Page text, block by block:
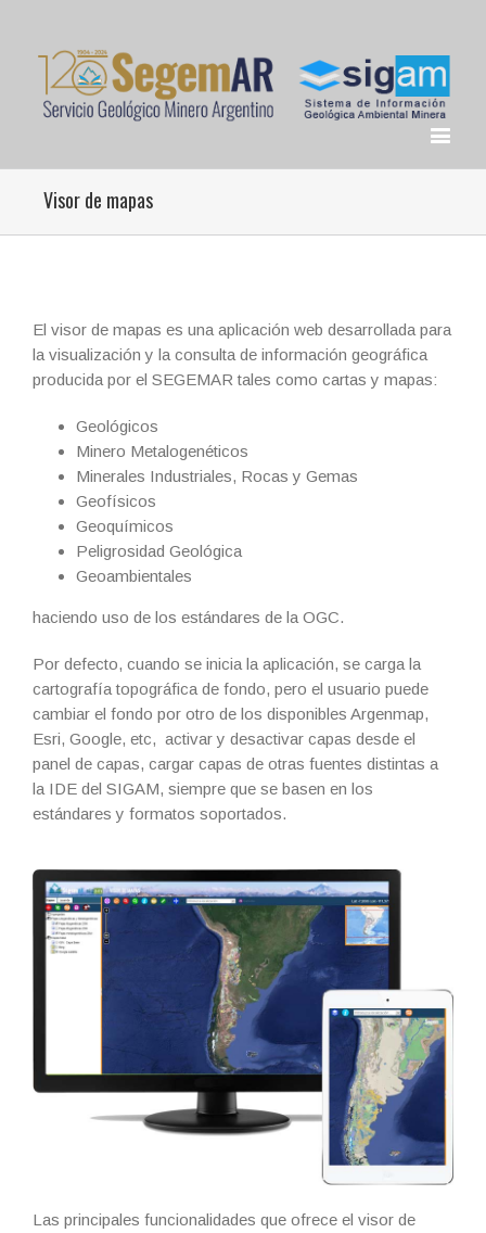
Visor de mapas
El visor de mapas es una aplicación web desarrollada para
la visualización y la consulta de información geográfica
producida por el SEGEMAR tales como cartas y mapas:
Geológicos
Minero Metalogenéticos
Minerales Industriales, Rocas y Gemas
Geofísicos
Geoquímicos
Peligrosidad Geológica
Geoambientales
haciendo uso de los estándares de la OGC.
Por defecto, cuando se inicia la aplicación, se carga la
cartografía topográfica de fondo, pero el usuario puede
cambiar el fondo por otro de los disponibles Argenmap,
Esri, Google, etc, activar y desactivar capas desde el
panel de capas, cargar capas de otras fuentes distintas a
la IDE del SIGAM, siempre que se basen en los
estándares y formatos soportados.
Las principales funcionalidades que ofrece el visor de